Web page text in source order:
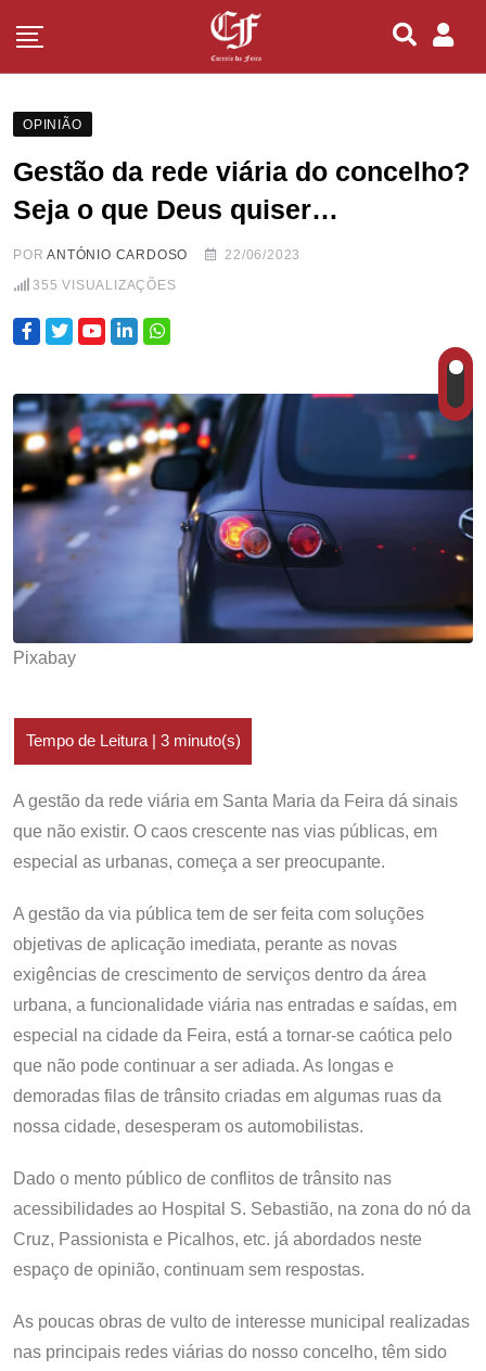
OPINIÃO
Gestão da rede viária do concelho?
Seja o que Deus quiser…
PORANTÓNIO CARDOSO
22/06/2023
355 VISUALIZAÇÕES
Pixabay
A gestão da rede viária em Santa Maria da Feira dá sinais
que não existir. O caos crescente nas vias públicas, em
especial as urbanas, começa a ser preocupante.
A gestão da via pública tem de ser feita com soluções
objetivas de aplicação imediata, perante as novas
exigências de crescimento de serviços dentro da área
urbana, a funcionalidade viária nas entradas e saídas, em
especial na cidade da Feira, está a tornar-se caótica pelo
que não pode continuar a ser adiada. As longas e
demoradas filas de trânsito criadas em algumas ruas da
nossa cidade, desesperam os automobilistas.
Dado o mento público de conflitos de trânsito nas
acessibilidades ao Hospital S. Sebastião, na zona do nó da
Cruz, Passionista e Picalhos, etc. já abordados neste
espaço de opinião, continuam sem respostas.
As poucas obras de vulto de interesse municipal realizadas
nas principais redes viárias do nosso concelho, têm sido